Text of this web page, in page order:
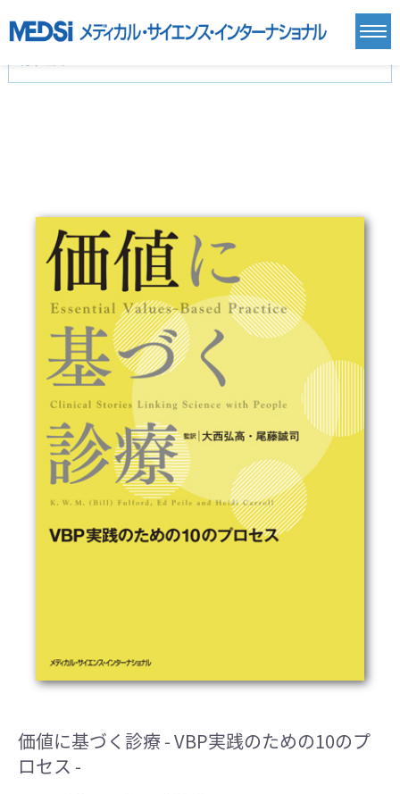
基礎医学(93)
基礎医学関連科学(80)
自然科学(25)
医療技術(16)
薬学(7)
医学一般(91) マルチメディア(0)
価値に基づく診療 - VBP実践のための10のプ
ロセス -